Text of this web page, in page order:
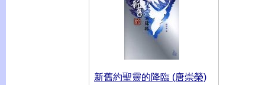
新舊約聖靈的降臨 (唐崇榮)